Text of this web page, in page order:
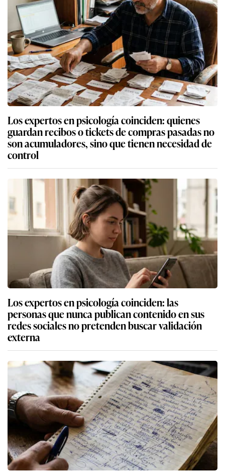
Los expertos en psicología coinciden: quienes
guardan recibos o tickets de compras pasadas no
son acumuladores, sino que tienen necesidad de
control
Los expertos en psicología coinciden: las
personas que nunca publican contenido en sus
redes sociales no pretenden buscar validación
externa